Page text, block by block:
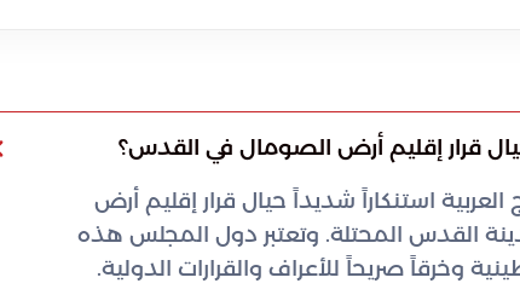
قرار إقليم أرض الصومال في القدس؟
استنكاراً شديداً حيال قرار إقليم أرض
القدس المحتلة. وتعتبر دول المجلس هذه
وخرقاً صريحاً للأعراف والقرارات الدولية.